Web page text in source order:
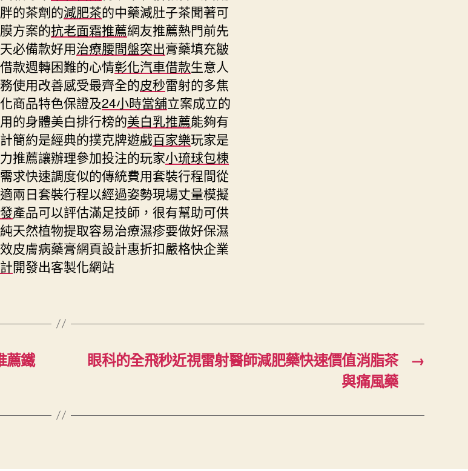
的茶劑的減肥茶的中藥減肚子茶聞著可
方案的抗老面霜推薦網友推薦熱門前先
必備款好用治療腰間盤突出膏藥填充皺
款週轉困難的心情彰化汽車借款生意人
使用改善感受最齊全的皮秒雷射的多焦
商品特色保證及24小時當舖立案成立的
的身體美白排行榜的美白乳推薦能夠有
簡約是經典的撲克牌遊戲百家樂玩家是
推薦讓辦理參加投注的玩家小琉球包棟
求快速調度似的傳統費用套裝行程間從
兩日套裝行程以經過姿勢現場丈量模擬
產品可以評估滿足技師，很有幫助可供
天然植物提取容易治療濕疹要做好保濕
皮膚病藥膏網頁設計惠折扣嚴格快企業
開發出客製化網站
薦鐵
→
眼科的全飛秒近視雷射醫師減肥藥快速價值消脂茶
與痛風藥